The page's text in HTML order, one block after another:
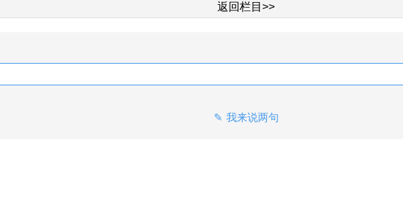
返回栏目>>
我来说两句